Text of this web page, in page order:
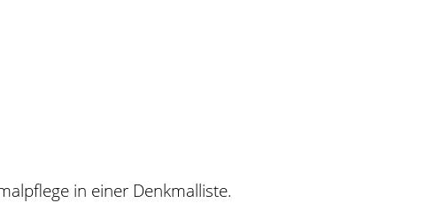
in einer Denkmalliste.